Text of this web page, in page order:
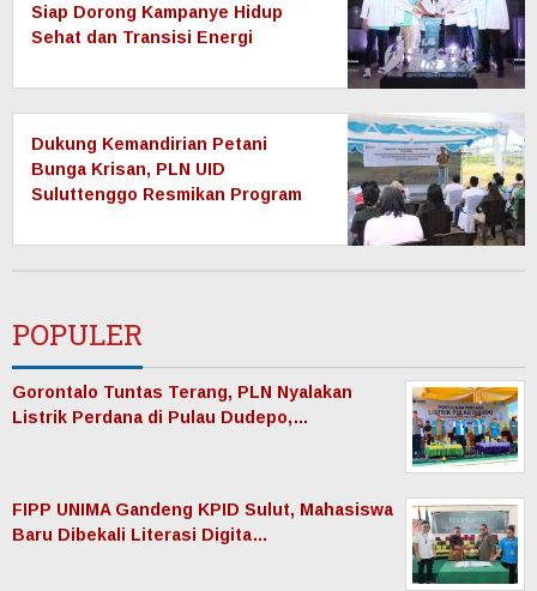
Siap Dorong Kampanye Hidup
Sehat dan Transisi Energi
Dukung Kemandirian Petani
Bunga Krisan, PLN UID
Suluttenggo Resmikan Program
Tomohon
POPULER
Gorontalo Tuntas Terang, PLN Nyalakan
Listrik Perdana di Pulau Dudepo,…
FIPP UNIMA Gandeng KPID Sulut, Mahasiswa
Baru Dibekali Literasi Digita…